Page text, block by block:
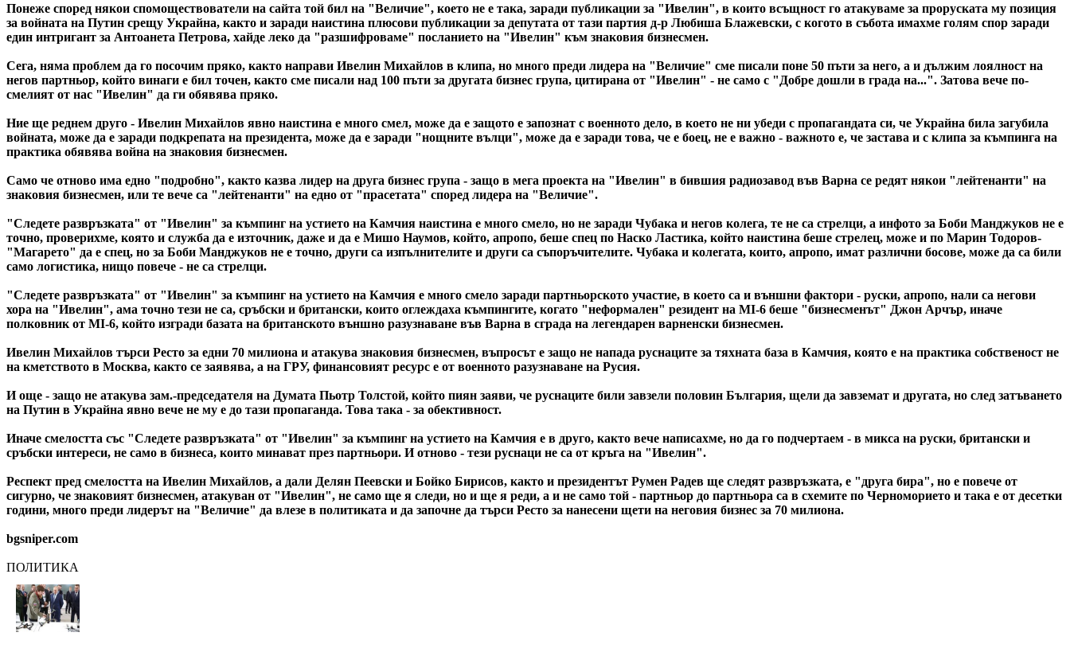
Понеже според някои спомоществователи на сайта той бил на "Величие", което не е така, заради публикации за "Ивелин", в които всъщност го атакуваме за проруската му позиция
за войната на Путин срещу Украйна, както и заради наистина плюсови публикации за депутата от тази партия д-р Любиша Блажевски, с когото в събота имахме голям спор заради
един интригант за Антоанета Петрова, хайде леко да "разшифроваме" посланието на "Ивелин" към знаковия бизнесмен.
Сега, няма проблем да го посочим пряко, както направи Ивелин Михайлов в клипа, но много преди лидера на "Величие" сме писали поне 50 пъти за него, а и дължим лоялност на
негов партньор, който винаги е бил точен, както сме писали над 100 пъти за другата бизнес група, цитирана от "Ивелин" - не само с "Добре дошли в града на...". Затова вече по-
смелият от нас "Ивелин" да ги обявява пряко.
Ние ще реднем друго - Ивелин Михайлов явно наистина е много смел, може да е защото е запознат с военното дело, в което не ни убеди с пропагандата си, че Украйна била загубила
войната, може да е заради подкрепата на президента, може да е заради "нощните вълци", може да е заради това, че е боец, не е важно - важното е, че застава и с клипа за къмпинга на
практика обявява война на знаковия бизнесмен.
Само че отново има едно "подробно", както казва лидер на друга бизнес група - защо в мега проекта на "Ивелин" в бившия радиозавод във Варна се редят някои "лейтенанти" на
знаковия бизнесмен, или те вече са "лейтенанти" на едно от "прасетата" според лидера на "Величие".
"Следете развръзката" от "Ивелин" за къмпинг на устието на Камчия наистина е много смело, но не заради Чубака и негов колега, те не са стрелци, а инфото за Боби Манджуков не е
точно, проверихме, която и служба да е източник, даже и да е Мишо Наумов, който, апропо, беше спец по Наско Ластика, който наистина беше стрелец, може и по Марин Тодоров-
"Магарето" да е спец, но за Боби Манджуков не е точно, други са изпълнителите и други са съпоръчителите. Чубака и колегата, които, апропо, имат различни босове, може да са били
само логистика, нищо повече - не са стрелци.
"Следете развръзката" от "Ивелин" за къмпинг на устието на Камчия е много смело заради партньорското участие, в което са и външни фактори - руски, апропо, нали са негови
хора на "Ивелин", ама точно тези не са, сръбски и британски, които оглеждаха къмпингите, когато "неформален" резидент на MI-6 беше "бизнесменът" Джон Арчър, иначе
полковник от MI-6, който изгради базата на британското външно разузнаване във Варна в сграда на легендарен варненски бизнесмен.
Ивелин Михайлов търси Ресто за едни 70 милиона и атакува знаковия бизнесмен, въпросът е защо не напада руснаците за тяхната база в Камчия, която е на практика собственост не
на кметството в Москва, както се заявява, а на ГРУ, финансовият ресурс е от военното разузнаване на Русия.
И още - защо не атакува зам.-председателя на Думата Пьотр Толстой, който пиян заяви, че руснаците били завзели половин България, щели да завземат и другата, но след затъването
на Путин в Украйна явно вече не му е до тази пропаганда. Това така - за обективност.
Иначе смелостта със "Следете развръзката" от "Ивелин" за къмпинг на устието на Камчия е в друго, както вече написахме, но да го подчертаем - в микса на руски, британски и
сръбски интереси, не само в бизнеса, които минават през партньори. И отново - тези руснаци не са от кръга на "Ивелин".
Респект пред смелостта на Ивелин Михайлов, а дали Делян Пеевски и Бойко Бирисов, както и президентът Румен Радев ще следят развръзката, е "друга бира", но е повече от
сигурно, че знаковият бизнесмен, атакуван от "Ивелин", не само ще я следи, но и ще я реди, а и не само той - партньор до партньора са в схемите по Черноморието и така е от десетки
години, много преди лидерът на "Величие" да влезе в политиката и да започне да търси Ресто за нанесени щети на неговия бизнес за 70 милиона.
bgsniper.com
ПОЛИТИКА